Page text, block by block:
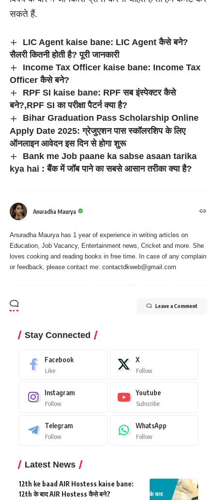
सकते हैं.
LIC Agent kaise bane: LIC Agent कैसे बने?
सैलरी कितनी होती है? पूरी जानकारी
Income Tax Officer kaise bane: Income Tax
Officer कैसे बने?
RPF SI kaise bane: RPF सब इंस्पेक्टर कैसे
बने?,RPF SI का परीक्षा पैटर्न क्या है?
Bihar Graduation Pass Scholarship Online
Apply Date 2025: ग्रेजुएशन पास स्कॉलरशिप के लिए
ऑनलाइन आवेदन इस दिन से होगा शुरू
Bank me Job paane ka sabse asaan tarika
kya hai : बैंक में जॉब पाने का सबसे आसान तरीका क्या है?
Anuradha Maurya
Anuradha Maurya has 1 year of experience in writing articles on
Education, Job Vacancy, Entertainment news, Cricket and more. She
loves cooking and reading books in free time. In case of any complain
or feedback, please contact me: contactdkweb@gmail.com
Leave a Comment
Stay Connected
Facebook
Like
X
Follow
Instagram
Follow
Youtube
Subscribe
Telegram
Follow
WhatsApp
Follow
Latest News
12th ke baad AIR Hostess kaise bane:
12th के बाद AIR Hostess कैसे बने?